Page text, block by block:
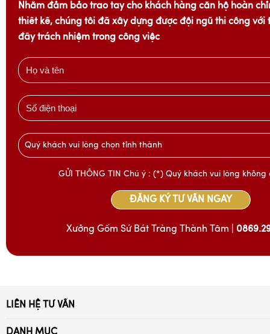
Nhằm đảm bảo trao tay cho khách hàng căn hộ hoàn
thiết kế, chúng tôi đã xây dựng được đội ngũ thi công với
đầy trách nhiệm trong công việc
Quý khách vui lòng chọn tỉnh thành
GỬI THÔNG TIN Chú ý : (*) Quý khách vui lòng
ĐĂNG KÝ TƯ VẤN NGAY
Xưởng Gốm Sứ Bát Tràng Thành Tâm |
LIÊN HỆ TƯ VẤN